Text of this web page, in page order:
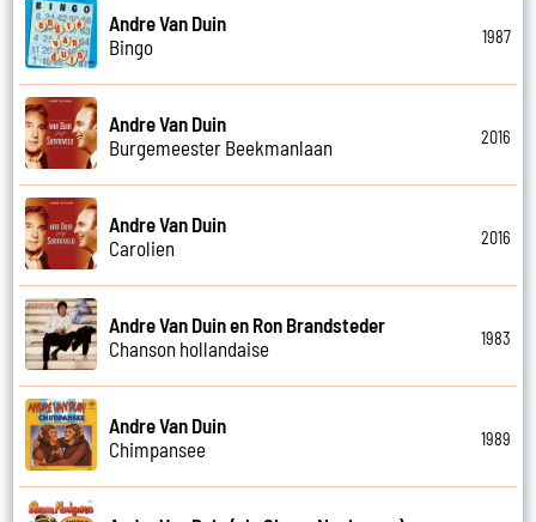
Andre Van Duin
Bingo
1987
Andre Van Duin
Burgemeester Beekmanlaan
2016
Andre Van Duin
Carolien
2016
Andre Van Duin en Ron Brandsteder
Chanson hollandaise
1983
Andre Van Duin
Chimpansee
1989